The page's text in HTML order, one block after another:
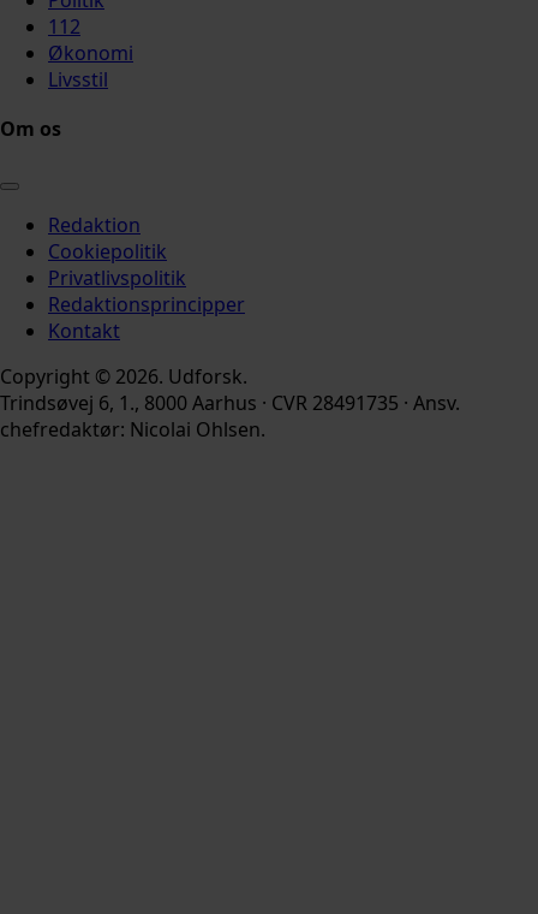
112
Økonomi
Livsstil
Om os
Redaktion
Cookiepolitik
Privatlivspolitik
Redaktionsprincipper
Kontakt
Copyright © 2026. Udforsk.
Trindsøvej 6, 1., 8000 Aarhus · CVR 28491735 · Ansv.
chefredaktør: Nicolai Ohlsen.